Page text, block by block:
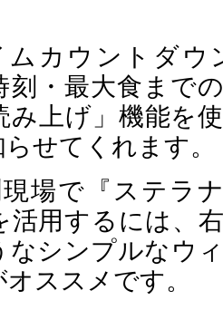
ムカウントダウ
刻・最大食まで
み上げ」機能を
せてくれます。
場で『ステラナ
活用するには、右
なシンプルなウィ
ススメです。